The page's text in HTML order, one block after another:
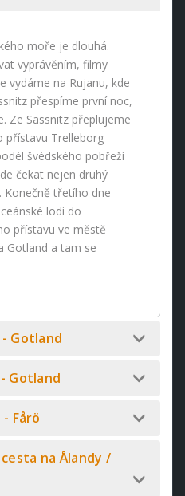
moře je dlouhá.
vyprávěním, filmy
vydáme na Rujanu, kde
přespíme první noc,
Ze Sassnitz přeplujeme
přístavu Trelleborg
švédského pobřeží
čekat nejen druhý
Konečně třetího dne
lodi do
přístavu ve městě
Gotland a tam se
Gotland
Gotland
Fårö
na Ålandy /